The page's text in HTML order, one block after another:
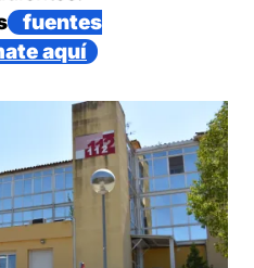
fuentes
aquí